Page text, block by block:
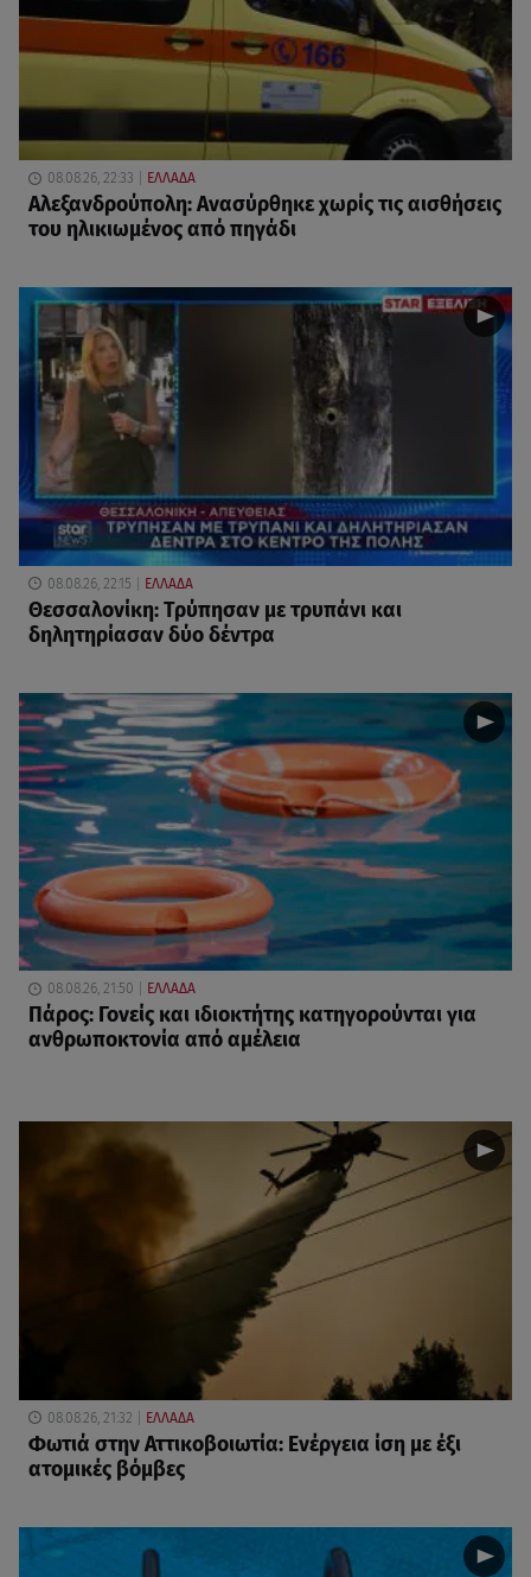
08.08.26, 22:33 ΕΛΛΑΔΑ
Αλεξανδρούπολη: Ανασύρθηκε χωρίς τις αισθήσεις
του ηλικιωμένος από πηγάδι
08.08.26, 22:15 ΕΛΛΑΔΑ
Θεσσαλονίκη: Τρύπησαν με τρυπάνι και
δηλητηρίασαν δύο δέντρα
08.08.26, 21:50 ΕΛΛΑΔΑ
Πάρος: Γονείς και ιδιοκτήτης κατηγορούνται για
ανθρωποκτονία από αμέλεια
08.08.26, 21:32 ΕΛΛΑΔΑ
Φωτιά στην Αττικοβοιωτία: Ενέργεια ίση με έξι
ατομικές βόμβες